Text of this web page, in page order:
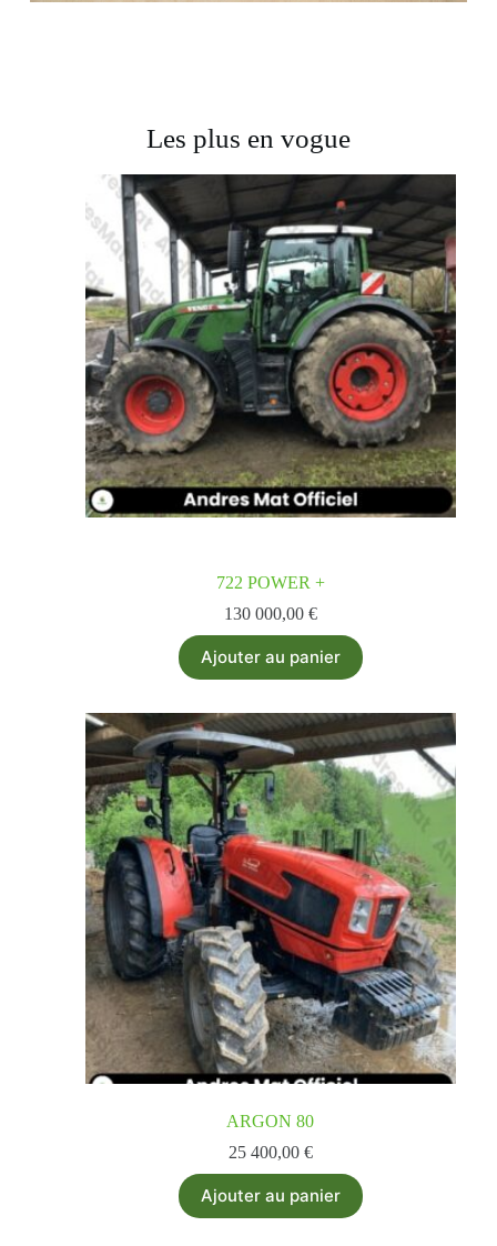
Les plus en vogue
722 POWER +
130 000,00 €
Ajouter au panier
ARGON 80
25 400,00 €
Ajouter au panier